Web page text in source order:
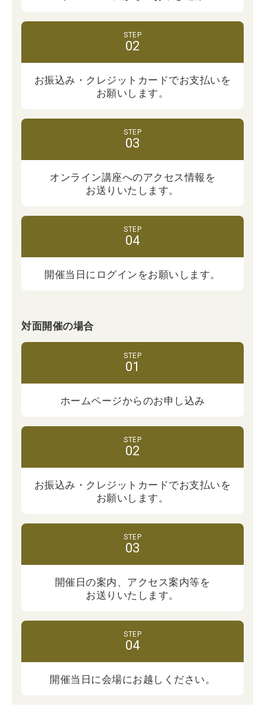
お振込み・クレジットカードでお支払いを
お願いします。
オンライン講座へのアクセス情報を
お送りいたします。
開催当日にログインをお願いします。
対面開催の場合
ホームページからのお申し込み
お振込み・クレジットカードでお支払いを
お願いします。
開催日の案内、 アクセス案内等を
お送りいたします。
開催当日に会場にお越しください。